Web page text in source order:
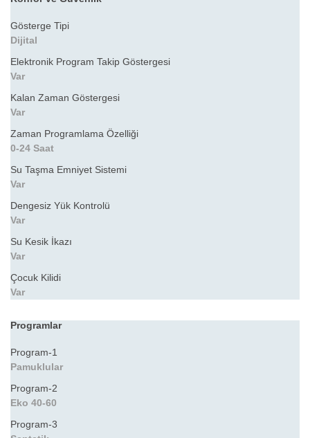
Gösterge Tipi
Dijital
Elektronik Program Takip Göstergesi
Var
Kalan Zaman Göstergesi
Var
Zaman Programlama Özelliği
0-24 Saat
Su Taşma Emniyet Sistemi
Var
Dengesiz Yük Kontrolü
Var
Su Kesik İkazı
Var
Çocuk Kilidi
Var
Programlar
Program-1
Pamuklular
Program-2
Eko 40-60
Program-3